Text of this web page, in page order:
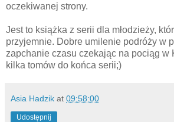
oczekiwanej strony.
Jest to książka z serii dla młodzieży,
przyjemnie. Dobre umilenie podróży w
zapchanie czasu czekając na pociąg w
kilka tomów do końca serii;)
Asia Hadzik at 09:58:00
Udostępnij